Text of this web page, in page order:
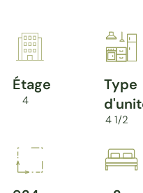
Étage
4
Type
4 1/2